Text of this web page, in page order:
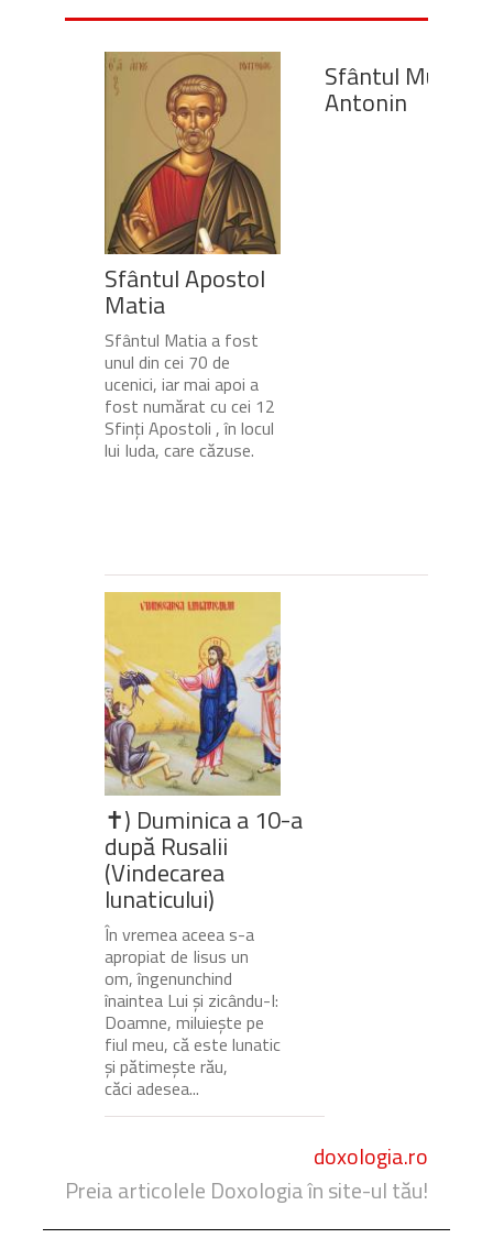
Sfântul Apostol
Matia
Sfântul Matia a fost
unul din cei 70 de
ucenici, iar mai apoi a
fost numărat cu cei 12
Sfinți Apostoli , în locul
lui Iuda, care căzuse.
Sfântul Mucenic
Antonin
✝) Duminica a 10-a
după Rusalii
(Vindecarea
lunaticului)
În vremea aceea s-a
apropiat de Iisus un
om, îngenunchind
înaintea Lui și zicându-I:
Doamne, miluiește pe
fiul meu, că este lunatic
și pătimește rău,
căci adesea...
doxologia.ro
Preia articolele Doxologia în site-ul tău!